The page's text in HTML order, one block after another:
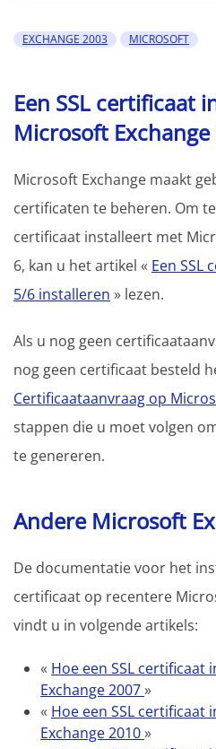
EXCHANGE 2003 MICROSOFT
Een SSL certificaat
Microsoft
Microsoft Exchange maakt
certificaten te beheren. Om
certificaat installeert met
6, kan u het artikel « Een SSL
5/6 installeren » lezen.
Als u nog geen
nog geen certificaat besteld
Certificaataanvraag op
stappen die u moet volgen
te genereren.
Andere Microsoft
De documentatie voor het
certificaat op recentere
vindt u in volgende artikels:
« Hoe een SSL
Exchange 2007»
« Hoe een SSL
Exchange 2010»